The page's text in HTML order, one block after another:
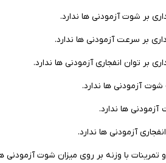
بر شوت آزمودنی ها ندارد.
بر سرعت آزمودنی ها ندارد.
بر توان انفجاری آزمودنی ها ندارد.
شوت آزمودنی ها ندارد.
آزمودنی ها ندارد.
آزمودنی ها ندارد.
با وزنه بر روی میزان شوت آزمودنی